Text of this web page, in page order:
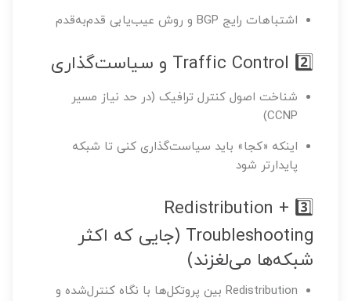
اشتباهات رایج BGP و روش عیب‌یابی قدم‌به‌قدم
2️⃣ Traffic Control و سیاست‌گذاری
شناخت اصول کنترل ترافیک (در حد نیاز مسیر
CCNP)
اینکه «کجا» باید سیاست‌گذاری کنی تا شبکه
پایدارتر شود
3️⃣ Redistribution +
Troubleshooting (جایی که اکثر
شبکه‌ها می‌لغزند)
Redistribution بین پروتکل‌ها با نگاه کنترل‌شده و